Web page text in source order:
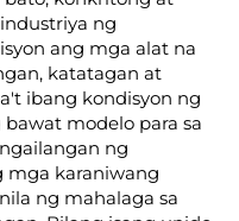
ng
ang mga alat na
katatagan at
ibang kondisyon ng
modelo para sa
ng
mga karaniwang
ng mahalaga sa